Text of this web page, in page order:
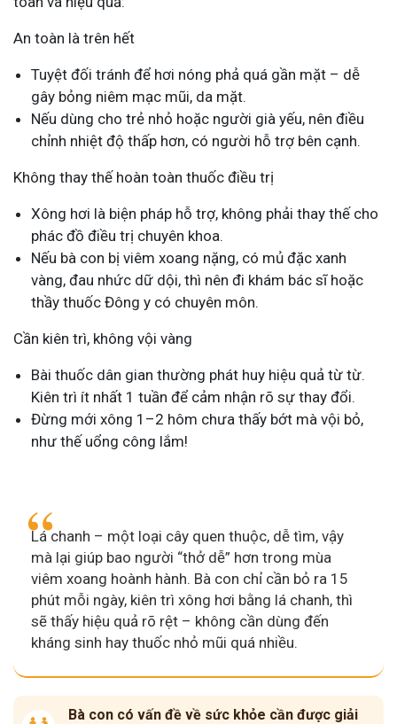
An toàn là trên hết
Tuyệt đối tránh để hơi nóng phả quá gần mặt – dễ
gây bỏng niêm mạc mũi, da mặt.
Nếu dùng cho trẻ nhỏ hoặc người già yếu, nên điều
chỉnh nhiệt độ thấp hơn, có người hỗ trợ bên cạnh.
Không thay thế hoàn toàn thuốc điều trị
Xông hơi là biện pháp hỗ trợ, không phải thay thế cho
phác đồ điều trị chuyên khoa.
Nếu bà con bị viêm xoang nặng, có mủ đặc xanh
vàng, đau nhức dữ dội, thì nên đi khám bác sĩ hoặc
thầy thuốc Đông y có chuyên môn.
Cần kiên trì, không vội vàng
Bài thuốc dân gian thường phát huy hiệu quả từ từ.
Kiên trì ít nhất 1 tuần để cảm nhận rõ sự thay đổi.
Đừng mới xông 1–2 hôm chưa thấy bớt mà vội bỏ,
như thế uổng công lắm!
Lá chanh – một loại cây quen thuộc, dễ tìm, vậy
mà lại giúp bao người “thở dễ” hơn trong mùa
viêm xoang hoành hành. Bà con chỉ cần bỏ ra 15
phút mỗi ngày, kiên trì xông hơi bằng lá chanh, thì
sẽ thấy hiệu quả rõ rệt – không cần dùng đến
kháng sinh hay thuốc nhỏ mũi quá nhiều.
Bà con có vấn đề về sức khỏe cần được giải